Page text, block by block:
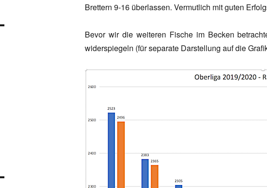
Brettern 9-16 überlassen. Vermutlich mit guten
Bevor wir die weiteren Fische im Becken
widerspiegeln (für separate Darstellung auf die